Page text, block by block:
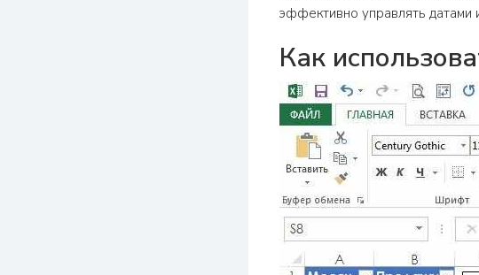
эффективно управлять датами
Как